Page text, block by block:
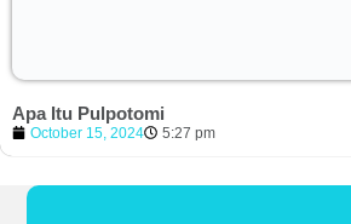
Apa Itu Pulpotomi
October 15, 2024 5:27 pm